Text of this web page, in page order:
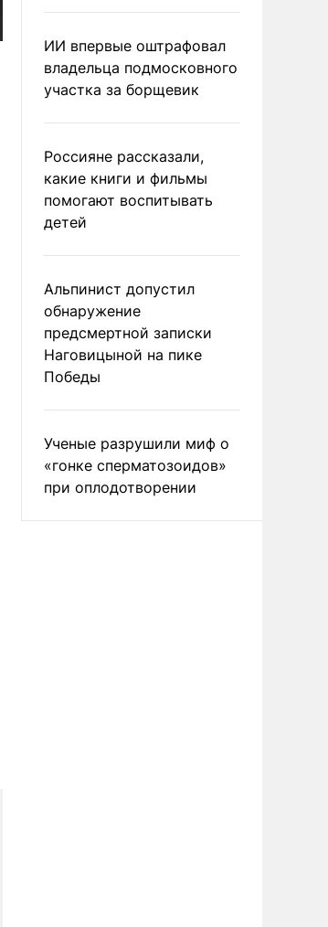
ИИ впервые оштрафовал
владельца подмосковного
участка за борщевик
Россияне рассказали,
какие книги и фильмы
помогают воспитывать
детей
Альпинист допустил
обнаружение
предсмертной записки
Наговицыной на пике
Победы
Ученые разрушили миф о
«гонке сперматозоидов»
при оплодотворении